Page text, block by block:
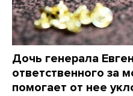
Дочь генерала
ответственного за
помогает от нее